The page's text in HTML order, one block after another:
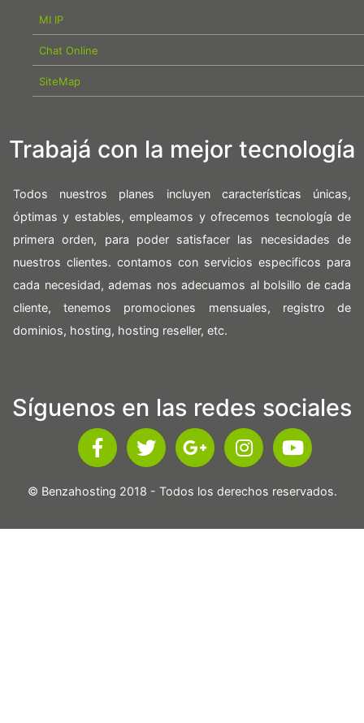
MI IP
Chat Online
SiteMap
Trabajá con la mejor tecnología
Todos nuestros planes incluyen características únicas,
óptimas y estables, empleamos y ofrecemos tecnología de
primera orden, para poder satisfacer las necesidades de
nuestros clientes. contamos con servicios especificos para
cada necesidad, ademas nos adecuamos al bolsillo de cada
cliente, tenemos promociones mensuales, registro de
dominios, hosting, hosting reseller, etc.
Síguenos en las redes sociales
© Benzahosting 2018 - Todos los derechos reservados.